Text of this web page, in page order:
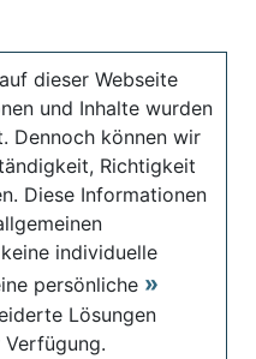
dieser Webseite
und Inhalte wurden
Dennoch können wir
Richtigkeit
Diese Informationen
individuelle
persönliche
Lösungen